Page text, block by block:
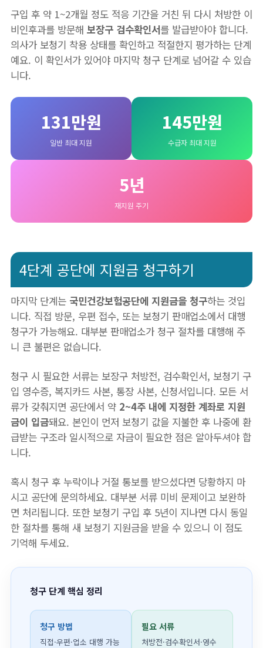
구입 후 약 1~2개월 정도 적응 기간을 거친 뒤 다시 처방한 이
비인후과를 방문해 보장구 검수확인서를 발급받아야 합니다.
의사가 보청기 착용 상태를 확인하고 적절한지 평가하는 단계
예요. 이 확인서가 있어야 마지막 청구 단계로 넘어갈 수 있습
니다.
131만원
일반 최대 지원
145만원
수급자 최대 지원
5년
재지원 주기
4단계 공단에 지원금 청구하기
마지막 단계는 국민건강보험공단에 지원금을 청구하는 것입
니다. 직접 방문, 우편 접수, 또는 보청기 판매업소에서 대행
청구가 가능해요. 대부분 판매업소가 청구 절차를 대행해 주
니 큰 불편은 없습니다.
청구 시 필요한 서류는 보장구 처방전, 검수확인서, 보청기 구
입 영수증, 복지카드 사본, 통장 사본, 신청서입니다. 모든 서
류가 갖춰지면 공단에서 약 2~4주 내에 지정한 계좌로 지원
금이 입금돼요. 본인이 먼저 보청기 값을 지불한 후 나중에 환
급받는 구조라 일시적으로 자금이 필요한 점은 알아두셔야 합
니다.
혹시 청구 후 누락이나 거절 통보를 받으셨다면 당황하지 마
시고 공단에 문의하세요. 대부분 서류 미비 문제이고 보완하
면 처리됩니다. 또한 보청기 구입 후 5년이 지나면 다시 동일
한 절차를 통해 새 보청기 지원금을 받을 수 있으니 이 점도
기억해 두세요.
청구 단계 핵심 정리
청구 방법
직접·우편·업소 대행 가능
필요 서류
처방전·검수확인서·영수